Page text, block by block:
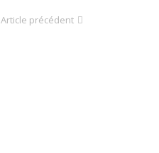
Article précédent